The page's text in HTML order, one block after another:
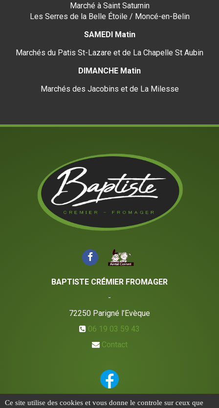
Marché à Saint Saturnin
Les Serres de la Belle Étoile / Moncé-en-Belin
SAMEDI Matin
Marchés du Patis St-Lazare et de La Chapelle St Aubin
DIMANCHE Matin
Marchés des Jacobins et de La Milesse
BAPTISTE CRÉMIER FROMAGER
-
72250 Parigné l’Evèque
06 19 03 59 43
Contact
Ce site utilise des cookies et vous donne le controle sur ceux que